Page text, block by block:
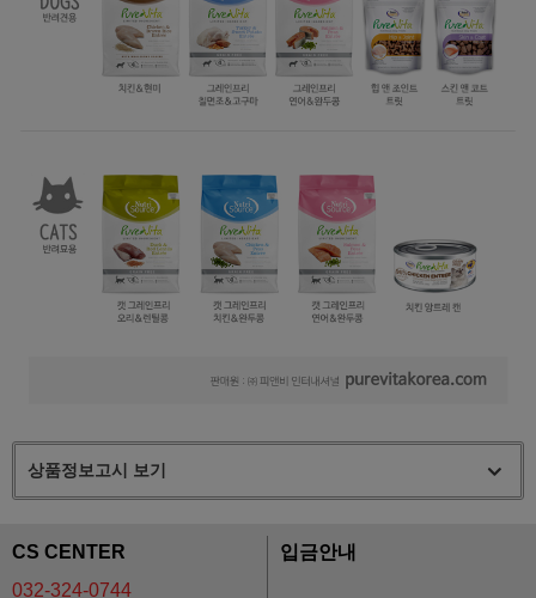
상품정보고시 보기
CS CENTER
032-324-0744
입금안내